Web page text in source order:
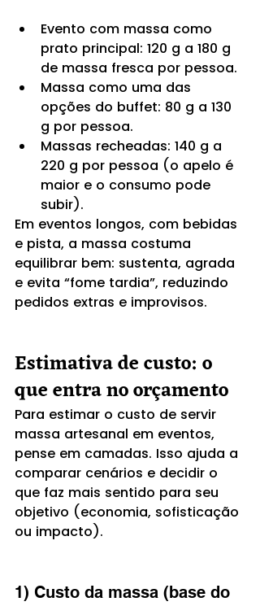
Evento com massa como
prato principal: 120 g a 180 g
de massa fresca por pessoa.
Massa como uma das
opções do buffet: 80 g a 130
g por pessoa.
Massas recheadas: 140 g a
220 g por pessoa (o apelo é
maior e o consumo pode
subir).
Em eventos longos, com bebidas
e pista, a massa costuma
equilibrar bem: sustenta, agrada
e evita “fome tardia”, reduzindo
pedidos extras e improvisos.
Estimativa de custo: o
que entra no orçamento
Para estimar o custo de servir
massa artesanal em eventos,
pense em camadas. Isso ajuda a
comparar cenários e decidir o
que faz mais sentido para seu
objetivo (economia, sofisticação
ou impacto).
1) Custo da massa (base do